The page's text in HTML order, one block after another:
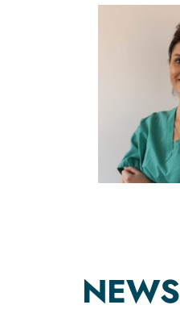
NEWS